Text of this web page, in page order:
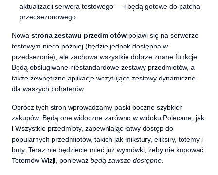
aktualizacji serwera testowego — i będą gotowe do patcha
przedsezonowego.
Nowa strona zestawu przedmiotów pojawi się na serwerze
testowym nieco później (będzie jednak dostępna w
przedsezonie), ale zachowa wszystkie dobrze znane funkcje.
Będą obsługiwane niestandardowe zestawy przedmiotów, a
także zewnętrzne aplikacje wczytujące zestawy dynamiczne
dla waszych bohaterów.
Oprócz tych stron wprowadzamy paski boczne szybkich
zakupów. Będą one widoczne zarówno w widoku Polecane, jak
i Wszystkie przedmioty, zapewniając łatwy dostęp do
popularnych przedmiotów, takich jak mikstury, eliksiry, totemy i
buty. Teraz nie będziecie mieć już wymówki, żeby nie kupować
Totemów Wizji, ponieważ będą zawsze dostępne